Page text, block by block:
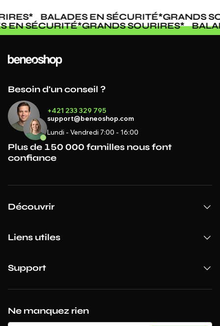
* BALADES EN SÉCURITÉ*GRANDS
EN SÉCURITÉ*GRANDS SOURIRES*
Ne manquez rien
Besoin d'un conseil ?
+421 233 329 795
support@beneoshop.com
Lundi - Vendredi 7:00 - 16:00
Plus de 150 000 familles nous font
confiance
Découvrir
Liens utiles
Support